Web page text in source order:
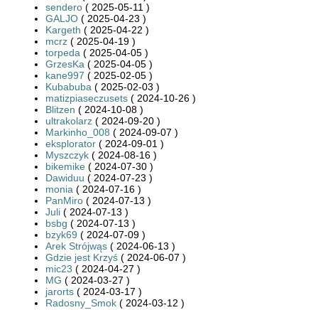
sendero ( 2025-05-11 )
GALJO ( 2025-04-23 )
Kargeth ( 2025-04-22 )
mcrz ( 2025-04-19 )
torpeda ( 2025-04-05 )
GrzesKa ( 2025-04-05 )
kane997 ( 2025-02-05 )
Kubabuba ( 2025-02-03 )
matizpiaseczusets ( 2024-10-26 )
Blitzen ( 2024-10-08 )
ultrakolarz ( 2024-09-20 )
Markinho_008 ( 2024-09-07 )
eksplorator ( 2024-09-01 )
Myszczyk ( 2024-08-16 )
bikemike ( 2024-07-30 )
Dawiduu ( 2024-07-23 )
monia ( 2024-07-16 )
PanMiro ( 2024-07-13 )
Juli ( 2024-07-13 )
bsbg ( 2024-07-13 )
bzyk69 ( 2024-07-09 )
Arek Strójwąs ( 2024-06-13 )
Gdzie jest Krzyś ( 2024-06-07 )
mic23 ( 2024-04-27 )
MG ( 2024-03-27 )
jarorts ( 2024-03-17 )
Radosny_Smok ( 2024-03-12 )